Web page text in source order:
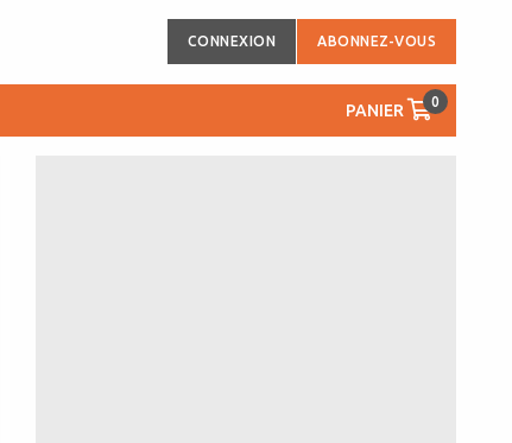
CONNEXION ABONNEZ-VOUS
PANIER 0